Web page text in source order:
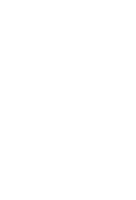
Uspehu
ukupnog trajanja
Tehnički, ta serija
nekoliko nedelja